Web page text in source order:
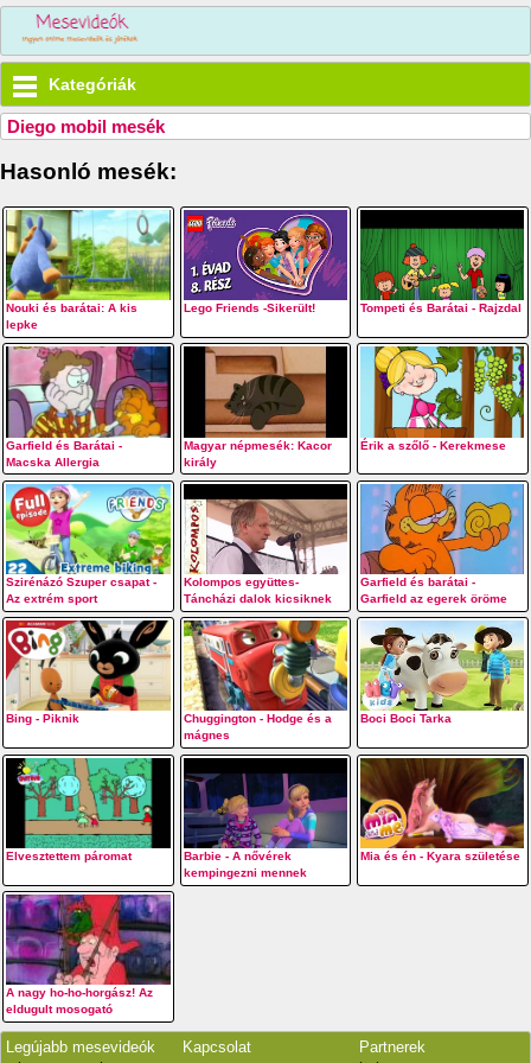
Kategóriák
Diego mobil mesék
Hasonló mesék:
Nouki és barátai: A kis
lepke
Lego Friends -Sikerült! Tompeti és Barátai - Rajzdal
Garfield és Barátai -
Macska Allergia
Magyar népmesék: Kacor
király
Érik a szőlő - Kerekmese
Szirénázó Szuper csapat -
Az extrém sport
Kolompos együttes-
Táncházi dalok kicsiknek
Garfield és barátai -
Garfield az egerek öröme
Bing - Piknik
Chuggington - Hodge és a
mágnes
Boci Boci Tarka
Elvesztettem páromat
Barbie - A nővérek
kempingezni mennek
Mia és én - Kyara születése
A nagy ho-ho-horgász! Az
eldugult mosogató
Legújabb mesevideók Kapcsolat Partnerek